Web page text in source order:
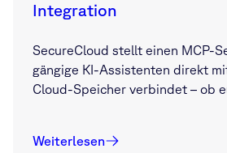
Integration
SecureCloud stellt einen MCP-
gängige KI-Assistenten direkt
Cloud-Speicher verbindet – ob
Weiterlesen